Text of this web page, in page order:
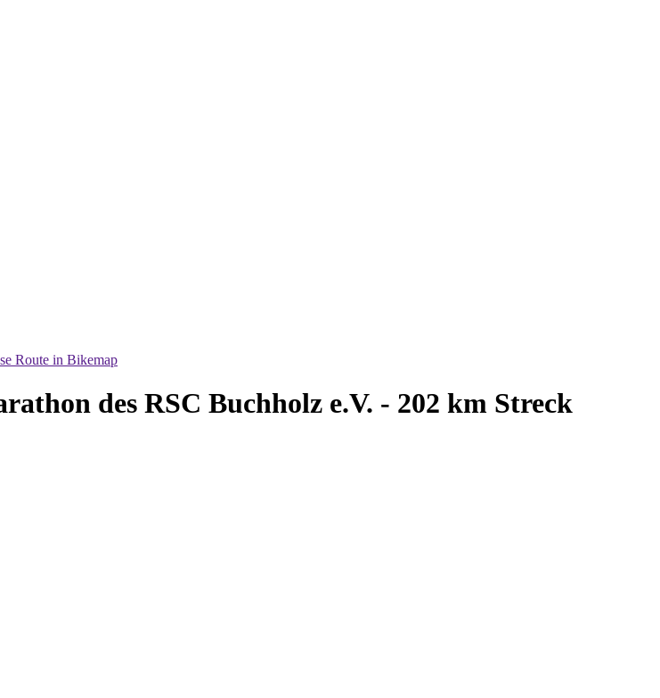
Route in Bikemap
des RSC Buchholz e.V. - 202 km Streck